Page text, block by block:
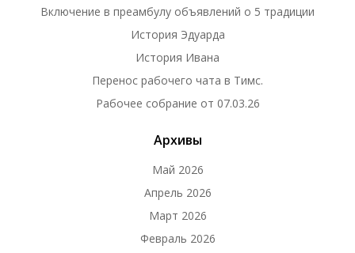
Включение в преамбулу объявлений о 5 традиции
История Эдуарда
История Ивана
Перенос рабочего чата в Тимс.
Рабочее собрание от 07.03.26
Архивы
Май 2026
Апрель 2026
Март 2026
Февраль 2026